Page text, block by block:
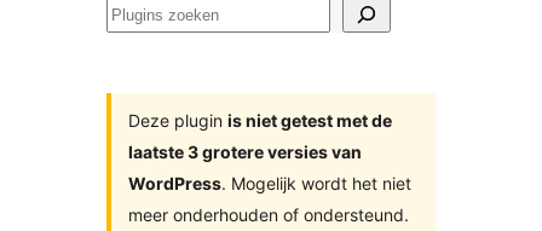
Plugins
Deze plugin is niet getest met de
laatste 3 grotere versies van
WordPress. Mogelijk wordt het niet
meer onderhouden of ondersteund.